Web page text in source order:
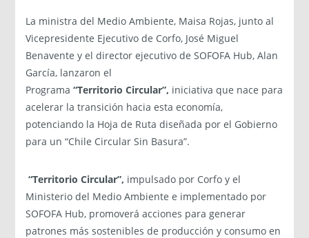
La ministra del Medio Ambiente, Maisa Rojas, junto al
Vicepresidente Ejecutivo de Corfo, José Miguel
Benavente y el director ejecutivo de SOFOFA Hub, Alan
García, lanzaron el
Programa “Territorio Circular”, iniciativa que nace para
acelerar la transición hacia esta economía,
potenciando la Hoja de Ruta diseñada por el Gobierno
para un “Chile Circular Sin Basura”.
“Territorio Circular”, impulsado por Corfo y el
Ministerio del Medio Ambiente e implementado por
SOFOFA Hub, promoverá acciones para generar
patrones más sostenibles de producción y consumo en